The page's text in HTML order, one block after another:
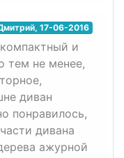
,17-06-2016
и
тем не менее,
диван
понравилось,
дивана
ажурной